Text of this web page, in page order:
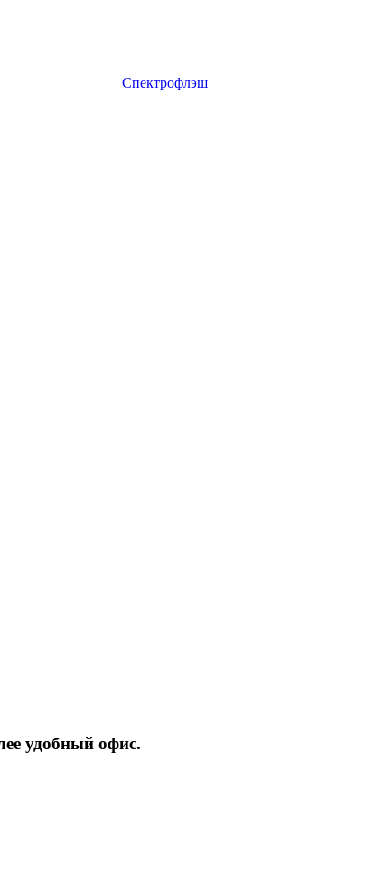
Спектрофлэш
удобный офис.